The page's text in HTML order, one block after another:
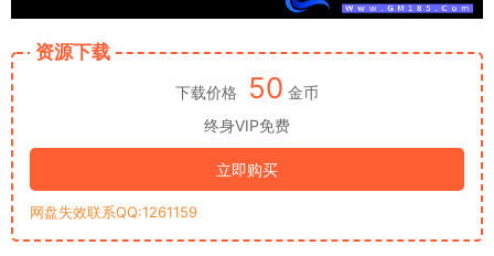
资源下载
下载价格 50 金币
终身VIP免费
立即购买
网盘失效联系QQ:1261159